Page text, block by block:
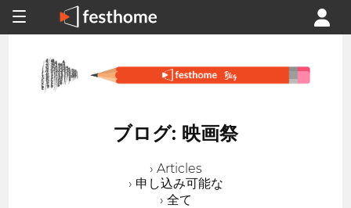
ブログ: 映画祭
› Articles
› 申し込み可能な
› 全て